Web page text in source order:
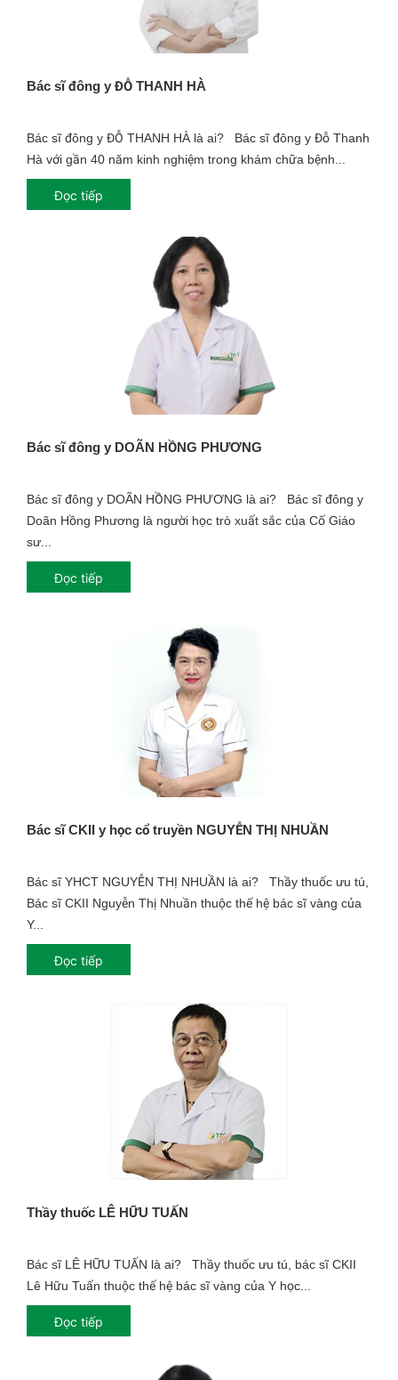
Bác sĩ đông y ĐỖ THANH HÀ
Bác sĩ đông y ĐỖ THANH HÀ là ai? Bác sĩ đông y Đỗ Thanh
Hà với gần 40 năm kinh nghiệm trong khám chữa bệnh...
Đọc tiếp
Bác sĩ đông y DOÃN HỒNG PHƯƠNG
Bác sĩ đông y DOÃN HỒNG PHƯƠNG là ai? Bác sĩ đông y
Doãn Hồng Phương là người học trò xuất sắc của Cố Giáo
sư...
Đọc tiếp
Bác sĩ CKII y học cổ truyền NGUYỄN THỊ NHUẦN
Bác sĩ YHCT NGUYỄN THỊ NHUẦN là ai? Thầy thuốc ưu tú,
Bác sĩ CKII Nguyễn Thị Nhuần thuộc thế hệ bác sĩ vàng của
Y...
Đọc tiếp
Thầy thuốc LÊ HỮU TUẤN
Bác sĩ LÊ HỮU TUẤN là ai? Thầy thuốc ưu tú, bác sĩ CKII
Lê Hữu Tuấn thuộc thế hệ bác sĩ vàng của Y học...
Đọc tiếp